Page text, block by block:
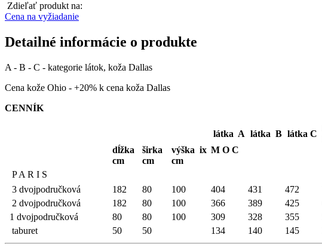
Zdieľať produkt na:
Cena na vyžiadanie
Detailné informácie o produkte
A - B - C - kategorie látok, koža Dallas
Cena kože Ohio - +20% k cena koža Dallas
CENNÍK
látka A látka B látka C
dĺžka
širka výška ix M O C
cm
cm
cm
P A R I S
3 dvojpodručková
182 80 100 404 431 472
2 dvojpodručková
182 80 100 366 389 425
1 dvojpodručková
80 80 100 309 328 355
taburet
50 50 134 140 145